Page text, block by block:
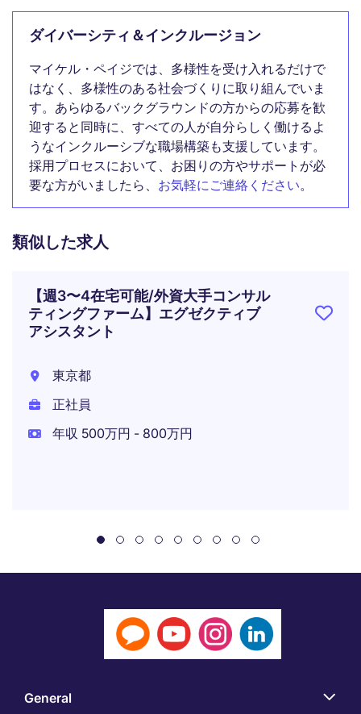
ダイバーシティ＆インクルージョン
マイケル・ペイジでは、多様性を受け入れるだけで
はなく、多様性のある社会づくりに取り組んでいま
す。あらゆるバックグラウンドの方からの応募を歓
迎すると同時に、すべての人が自分らしく働けるよ
うなインクルーシブな職場構築も支援しています。
採用プロセスにおいて、お困りの方やサポートが必
要な方がいましたら、 お気軽にご連絡ください。
類似した求人
【週3〜4在宅可能/外資大手コンサル
ティングファーム】エグゼクティブ
アシスタント
東京都
正社員
年収 500万円 - 800万円
General